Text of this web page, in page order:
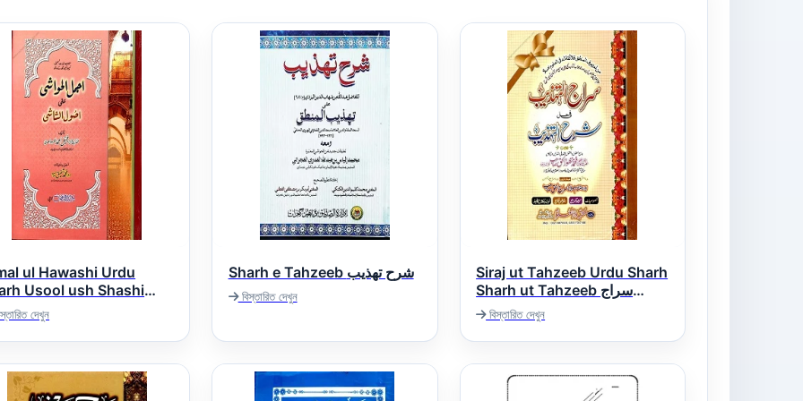
ul Hawashi Urdu
Usool ush Shashi
اجمل الحواشی اردو شرح
দেখুন
Sharh e Tahzeeb شرح تھذیب
বিস্তারিত দেখুন
Siraj ut Tahzeeb Urdu Sharh
Sharh ut Tahzeeb سراج
التھذیب اردو شرح شرح تھذیب
বিস্তারিত দেখুন